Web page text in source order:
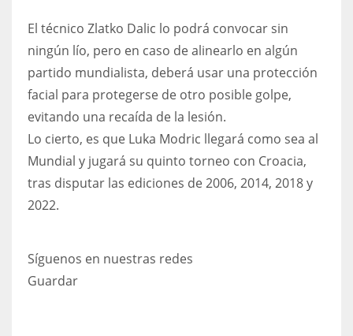
WSH
26
El técnico Zlatko Dalic lo podrá convocar sin
ningún lío, pero en caso de alinearlo en algún
partido mundialista, deberá usar una protección
facial para protegerse de otro posible golpe,
evitando una recaída de la lesión.
Lo cierto, es que Luka Modric llegará como sea al
Mundial y jugará su quinto torneo con Croacia,
tras disputar las ediciones de 2006, 2014, 2018 y
2022.
Síguenos en nuestras redes
Guardar